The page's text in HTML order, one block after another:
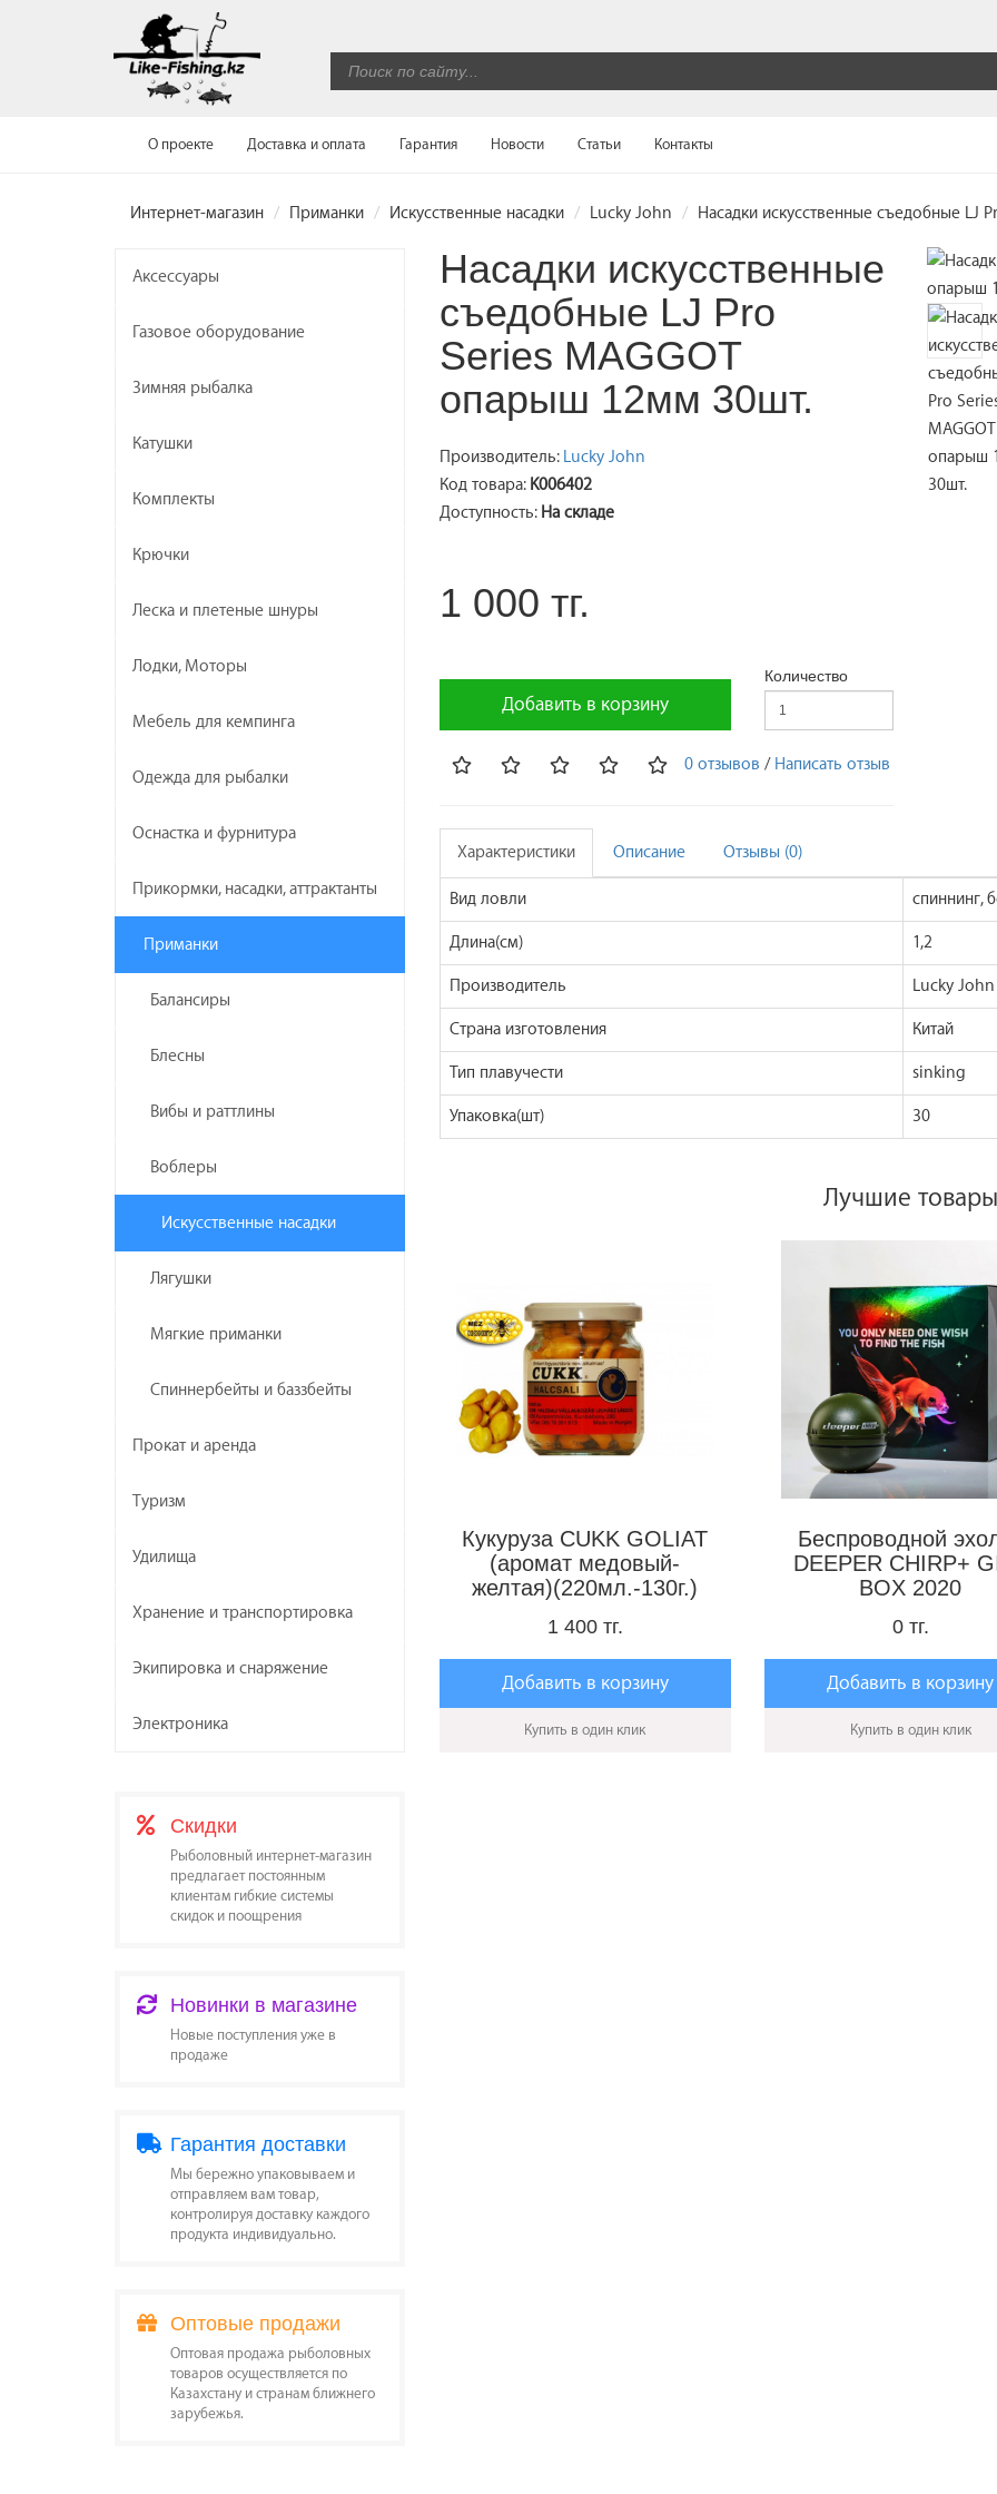
О проекте Доставка и оплата Гарантия Новости Статьи Контакты
Интернет-магазин Приманки Искусственные насадки Lucky John Насадки искусственные съедобные LJ
Аксессуары
Газовое оборудование
Зимняя рыбалка
Катушки
Комплекты
Крючки
Леска и плетеные шнуры
Лодки, Моторы
Мебель для кемпинга
Одежда для рыбалки
Оснастка и фурнитура
Прикормки, насадки, аттрактанты
Приманки
Балансиры
Блесны
Вибы и раттлины
Воблеры
Искусственные насадки
Лягушки
Мягкие приманки
Спиннербейты и баззбейты
Прокат и аренда
Туризм
Удилища
Хранение и транспортировка
Экипировка и снаряжение
Электроника
Скидки
Рыболовный интернет-магазин
предлагает постоянным
клиентам гибкие системы
скидок и поощрения
Новинки в магазине
Новые поступления уже в
продаже
Гарантия доставки
Мы бережно упаковываем и
отправляем вам товар,
контролируя доставку каждого
продукта индивидуально.
Оптовые продажи
Оптовая продажа рыболовных
товаров осуществляется по
Казахстану и странам ближнего
зарубежья.
Насадки искусственные
съедобные LJ Pro
Series MAGGOT
опарыш 12мм 30шт.
Производитель: Lucky John
Код товара: K006402
Доступность: На складе
1 000 тг.
Добавить в корзину
Количество
0 отзывов / Написать отзыв
Характеристики Описание Отзывы (0)
Вид ловли спиннинг,
Длина(см) 1,2
Производитель Lucky John
Страна изготовления Китай
Тип плавучести sinking
Упаковка(шт) 30
Лучшие товары
Кукуруза CUKK GOLIAT
(аромат медовый-
желтая)(220мл.-130г.)
1 400 тг.
Добавить в корзину
Купить в один клик
Беспроводной
DEEPER CHIRP+
BOX 2020
0 тг.
Добавить в корзину
Купить в один клик